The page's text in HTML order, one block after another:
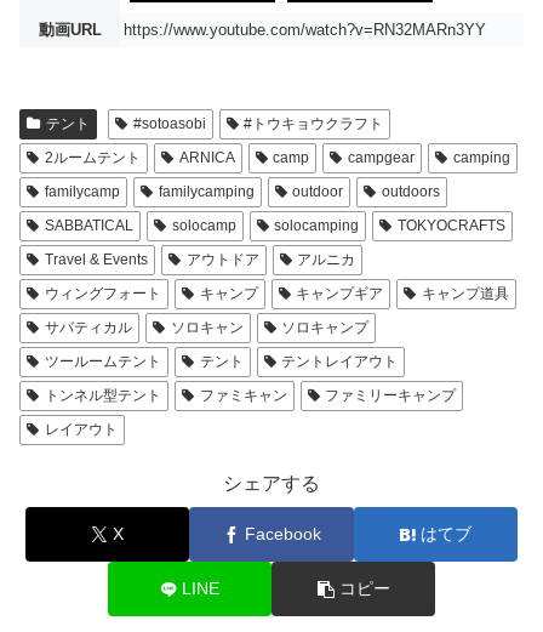
動画URL https://www.youtube.com/watch?v=RN32MARn3YY
テント #sotoasobi
#トウキョウクラフト
2ルームテント
ARNICA camp campgear
camping
familycamp
familycamping outdoor
outdoors
SABBATICAL
solocamp solocamping
TOKYOCRAFTS
Travel & Events
アウトドア
アルニカ
ウィングフォート
キャンプ キャンプギア
キャンプ道具
サバティカル
ソロキャン
ソロキャンプ
ツールームテント
テント
テントレイアウト
トンネル型テント
ファミキャン
ファミリーキャンプ
レイアウト
シェアする
X Facebook はてブ
LINE コピー